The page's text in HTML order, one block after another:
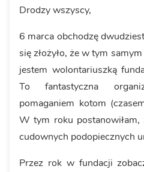
Drodzy wszyscy,
6 marca obchodzę
się złożyło, że w tym
jestem wolontariuszką
To fantastyczna
pomaganiem kotom
W tym roku postanowiłam,
cudownych podopiecznych
Przez rok w fundacji